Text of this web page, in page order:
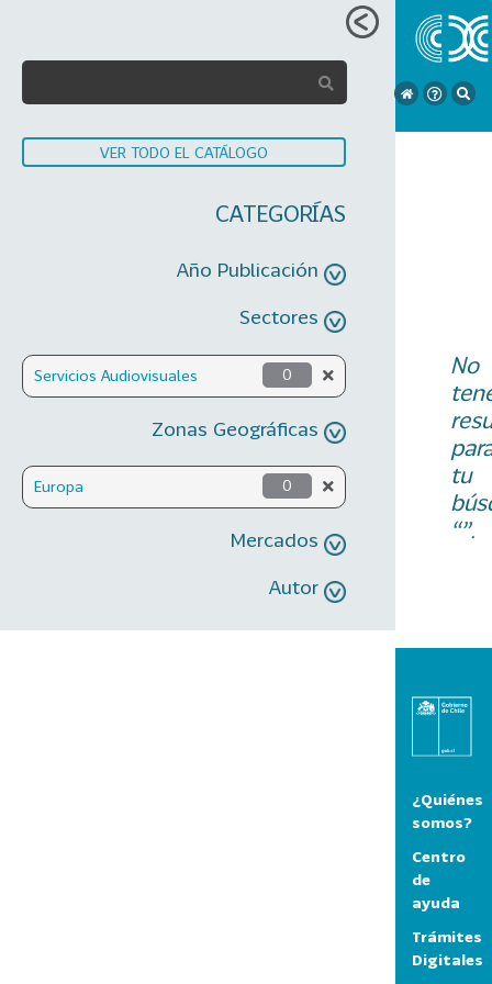
VER TODO EL CATÁLOGO
CATEGORÍAS
Año Publicación
Sectores
Servicios Audiovisuales 0
Zonas Geográficas
Europa 0
Mercados
Autor
No
tu
“”.
¿Quiénes
somos?
Centro
de
ayuda
Trámites
Digitales